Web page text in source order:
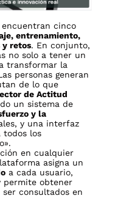
cinco
entrenamiento,
y retos. En conjunto,
no solo a tener un
transformar la
personas generan
de lo que
de Actitud
un sistema de
y la
y una interfaz
los
en cualquier
asigna un
a cada usuario,
permite obtener
consultados en